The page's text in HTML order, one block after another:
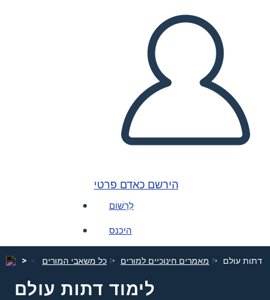
הירשם כאדם פרטי
לִרְשׁוֹם
היכנס
כל משאבי המורים מאמרים חינוכיים למורים דתות עולם
לימוד דתות עולם